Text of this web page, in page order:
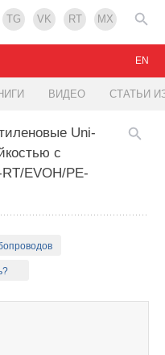
TG VK RT MX
ВИДЕО СТАТЬИ
EN
Uni-
с
EVOH/PE-